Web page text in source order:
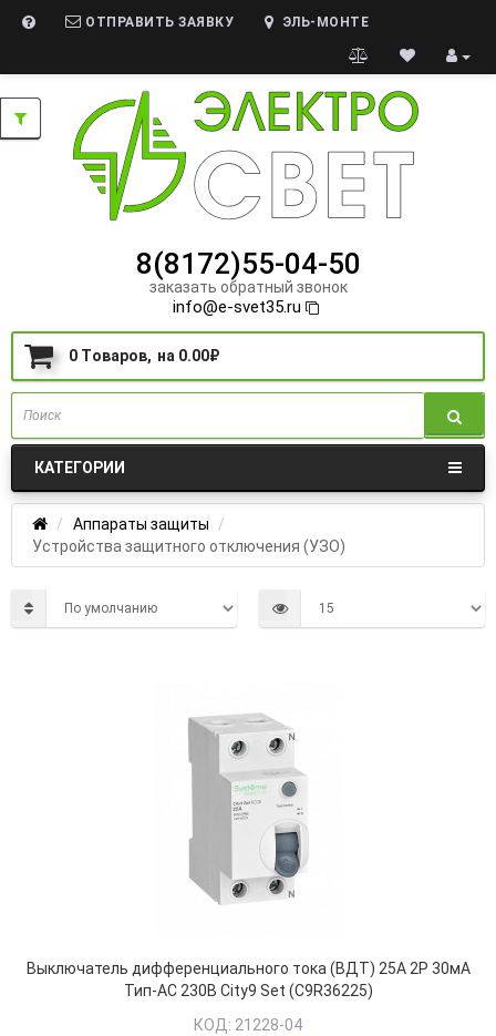
ОТПРАВИТЬ ЗАЯВКУ ЭЛЬ-МОНТЕ
8(8172)55-04-50
заказать обратный звонок
info@e-svet35.ru
0 Tоваров, на 0.00₽
КАТЕГОРИИ
Аппараты защиты
Устройства защитного отключения (УЗО)
Выключатель дифференциального тока (ВДТ) 25А 2P 30мА
Тип-AC 230В City9 Set (C9R36225)
КОД: 21228-04